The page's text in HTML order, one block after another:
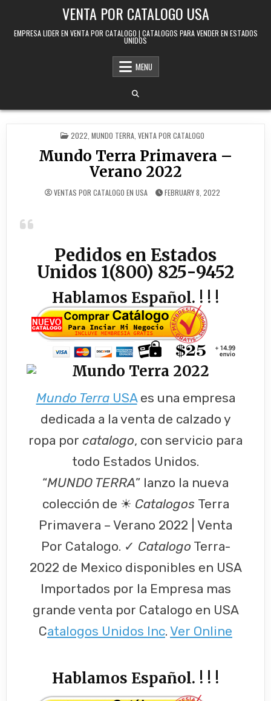
VENTA POR CATALOGO USA
EMPRESA LIDER EN VENTA POR CATALOGO | CATALOGOS PARA VENDER EN ESTADOS
UNIDOS
MENU
POSTED IN
2022 MUNDO TERRA VENTA POR CATALOGO
Mundo Terra Primavera –
Verano 2022
VENTAS POR CATALOGO EN USA FEBRUARY 8, 2022
Pedidos en Estados
Unidos 1(800) 825-9452
Hablamos Español. ! ! !
Mundo TerraUSAes una empresa
dedicada a la venta de calzado y
ropa por catalogo, con servicio para
todo Estados Unidos.
“MUNDO TERRA” lanzo la nueva
colección de ☀ Catalogos Terra
Primavera – Verano 2022 | Venta
Por Catalogo. ✓ Catalogo Terra-
2022 de Mexico disponibles en USA
Importados por la Empresa mas
grande venta por Catalogo en USA
Catalogos Unidos Inc. Ver Online
Hablamos Español. ! ! !